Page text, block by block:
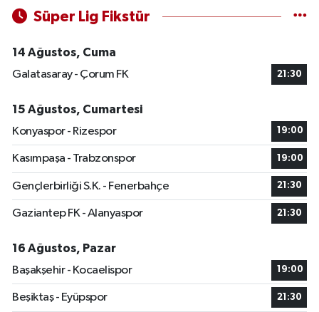
Süper Lig Fikstür
14 Ağustos, Cuma
Galatasaray - Çorum FK
21:30
15 Ağustos, Cumartesi
Konyaspor - Rizespor
19:00
Kasımpaşa - Trabzonspor 19:00
Gençlerbirliği S.K. - Fenerbahçe 21:30
Gaziantep FK - Alanyaspor 21:30
16 Ağustos, Pazar
Başakşehir - Kocaelispor
19:00
Beşiktaş - Eyüpspor 21:30